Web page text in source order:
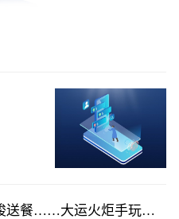
送餐……大运火炬手玩转